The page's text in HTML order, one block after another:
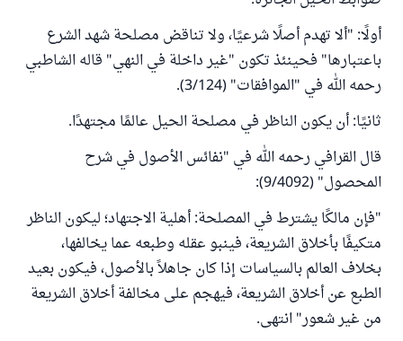
أولًا: "ألا تهدم أصلًا شرعيًا، ولا تناقض مصلحة شهد الشرع
باعتبارها" فحينئذ تكون "غير داخلة في النهي" قاله الشاطبي
رحمه الله في "الموافقات" (3/124).
ثانيًا: أن يكون الناظر في مصلحة الحيل عالمًا مجتهدًا.
قال القرافي رحمه الله في "نفائس الأصول في شرح
المحصول" (9/4092):
"فإن مالكًا يشترط في المصلحة: أهلية الاجتهاد؛ ليكون الناظر
متكيفًا بأخلاق الشريعة، فينبو عقله وطبعه عما يخالفها،
بخلاف العالم بالسياسات إذا كان جاهلاً بالأصول، فيكون بعيد
الطبع عن أخلاق الشريعة، فيهجم على مخالفة أخلاق الشريعة
من غير شعور" انتهى.